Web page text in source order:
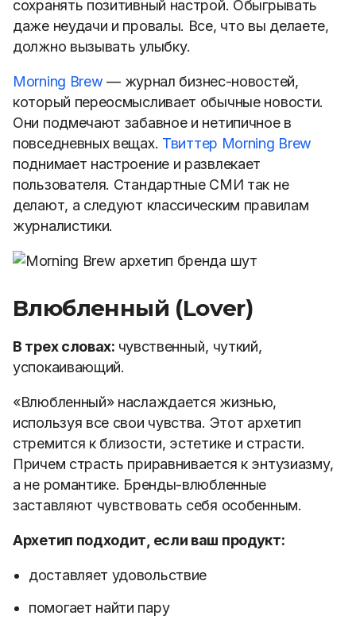
сохранять позитивный настрой. Обыгрывать
даже неудачи и провалы. Все, что вы делаете,
должно вызывать улыбку.
Morning Brew — журнал бизнес-новостей,
который переосмысливает обычные новости.
Они подмечают забавное и нетипичное в
повседневных вещах. Твиттер Morning Brew
поднимает настроение и развлекает
пользователя. Стандартные СМИ так не
делают, а следуют классическим правилам
журналистики.
Влюбленный (Lover)
В трех словах: чувственный, чуткий,
успокаивающий.
«Влюбленный» наслаждается жизнью,
используя все свои чувства. Этот архетип
стремится к близости, эстетике и страсти.
Причем страсть приравнивается к энтузиазму,
а не романтике. Бренды-влюбленные
заставляют чувствовать себя особенным.
Архетип подходит, если ваш продукт:
доставляет удовольствие
помогает найти пару